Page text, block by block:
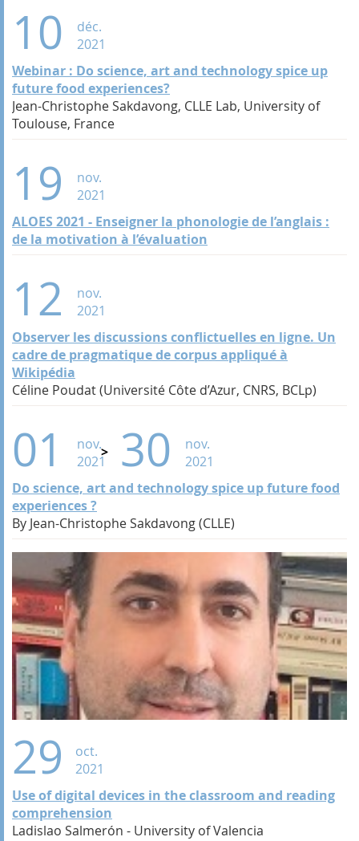
10
déc.
2021
Webinar : Do science, art and technology spice up
future food experiences?
Jean-Christophe Sakdavong, CLLE Lab, University of
Toulouse, France
19
nov.
2021
ALOES 2021 - Enseigner la phonologie de l’anglais :
de la motivation à l’évaluation
12
nov.
2021
Observer les discussions conflictuelles en ligne. Un
cadre de pragmatique de corpus appliqué à
Wikipédia
Céline Poudat (Université Côte d’Azur, CNRS, BCLp)
01
nov.
2021
30
nov.
2021
Do science, art and technology spice up future food
experiences ?
By Jean-Christophe Sakdavong (CLLE)
29
oct.
2021
Use of digital devices in the classroom and reading
comprehension
Ladislao Salmerón - University of Valencia